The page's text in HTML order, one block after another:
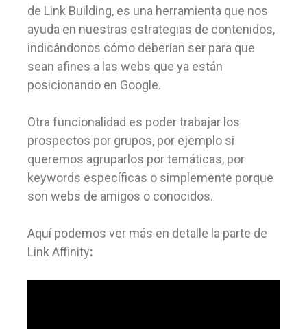
de Link Building, es una herramienta que nos
ayuda en nuestras estrategias de contenidos,
indicándonos cómo deberían ser para que
sean afines a las webs que ya están
posicionando en Google.
Otra funcionalidad es poder trabajar los
prospectos por grupos, por ejemplo si
queremos agruparlos por temáticas, por
keywords específicas o simplemente porque
son webs de amigos o conocidos.
Aquí podemos ver más en detalle la parte de
Link Affinity: